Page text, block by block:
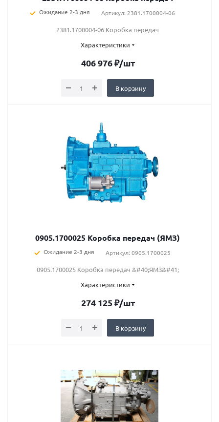
Ожидание 2-3 дня Артикул: 2381.1700004-06
2381.1700004-06 Коробка передач
Характеристики
406 976₽/шт
В корзину
0905.1700025 Коробка передач (ЯМЗ)
Ожидание 2-3 дня Артикул: 0905.1700025
0905.1700025 Коробка передач &#40;ЯМЗ&#41;
Характеристики
274 125₽/шт
В корзину